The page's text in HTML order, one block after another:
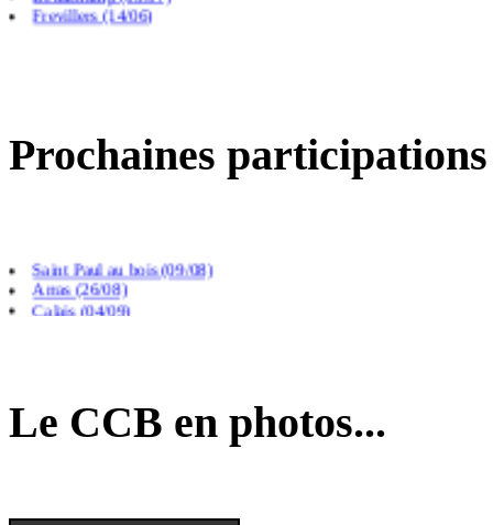
Prochaines participations
Arras (26/08)
Calais (04/09)
Le CCB en photos...